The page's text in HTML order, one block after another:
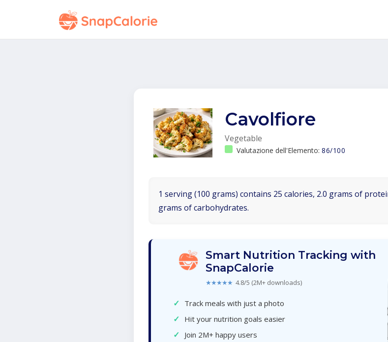
Cavolfiore
Vegetable
Valutazione dell'Elemento: 86/100
1 serving (100 grams) contains 25 calories, 2.0 grams of
grams of carbohydrates.
Smart Nutrition Tracking with
SnapCalorie
★★★★★ 4.8/5 (2M+ downloads)
✓ Track meals with just a photo
✓ Hit your nutrition goals easier
✓ Join 2M+ happy users